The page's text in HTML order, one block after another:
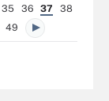
35 36 37
38
49